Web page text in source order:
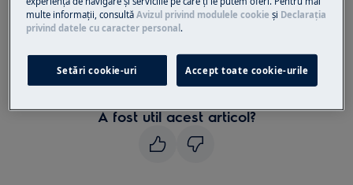
Mesajul de eroare F8 pe afișaj indică o problemă
la sistemul de dezghețare.
Vă recomandăm să solicitați vizita unui
tehnician de service.
A fost util acest articol?
multe informaţii, consultăAvizul privind modulele cookie și Declaraţia
privind datele cu caracter personal.
Setări cookie-uri Accept toate cookie-urile